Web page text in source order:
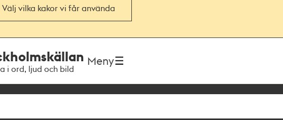
Välj vilka kakor vi får använda
i ord, ljud och bild
Meny